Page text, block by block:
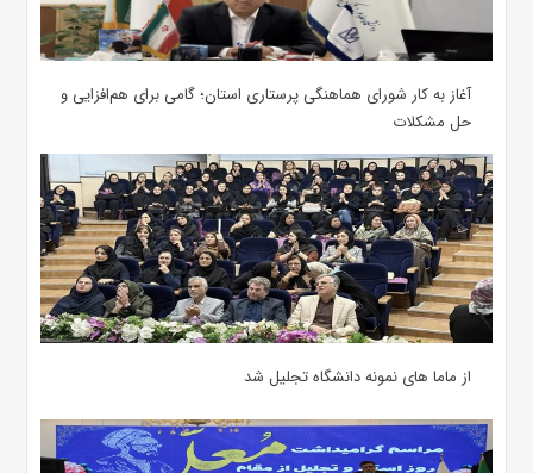
آغاز به کار شورای هماهنگی پرستاری استان؛ گامی برای هم‌افزایی و
حل مشکلات
از ماما های نمونه دانشگاه تجلیل شد